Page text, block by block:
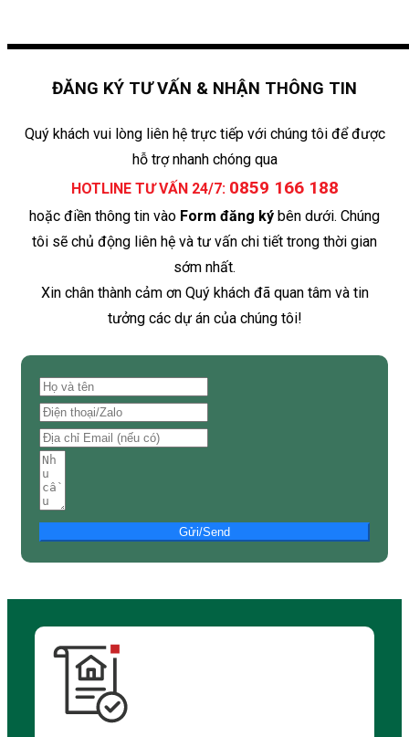
ĐĂNG KÝ TƯ VẤN & NHẬN THÔNG TIN
Quý khách vui lòng liên hệ trực tiếp với chúng tôi để được
hỗ trợ nhanh chóng qua
HOTLINE TƯ VẤN 24/7: 0859 166 188
hoặc điền thông tin vào Form đăng ký bên dưới. Chúng
tôi sẽ chủ động liên hệ và tư vấn chi tiết trong thời gian
sớm nhất.
Xin chân thành cảm ơn Quý khách đã quan tâm và tin
tưởng các dự án của chúng tôi!
Gửi/Send